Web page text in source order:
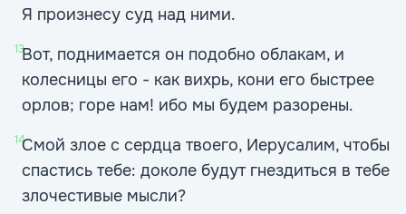
Я произнесу суд над ними.
13Вот, поднимается он подобно облакам, и
колесницы его - как вихрь, кони его быстрее
орлов; горе нам! ибо мы будем разорены.
14Смой злое с сердца твоего, Иерусалим, чтобы
спастись тебе: доколе будут гнездиться в тебе
злочестивые мысли?